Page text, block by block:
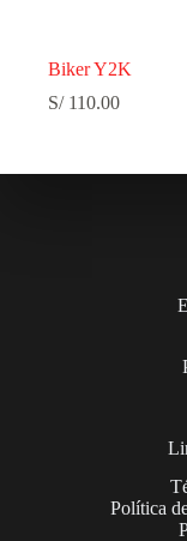
Biker Y2K
S/110.00
Política